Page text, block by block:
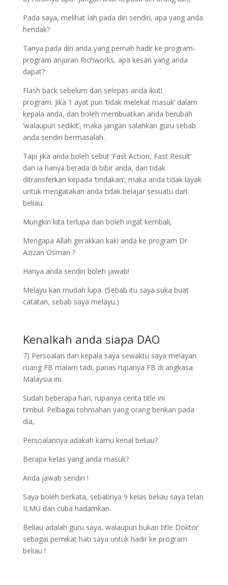
Pada saya, melihat lah pada diri sendiri, apa yang anda
hendak?
Tanya pada diri anda yang pernah hadir ke program-
program anjuran Richworks, apa kesan yang anda
dapat?
Flash back sebelum dan selepas anda ikuti
program. Jika 1 ayat pun ‘tidak melekat masuk’ dalam
kepala anda, dan boleh membuatkan anda berubah
‘walaupun sedikit’, maka jangan salahkan guru sebab
anda sendiri bermasalah.
Tapi jika anda boleh sebut ‘Fast Action, Fast Result’
dan ia hanya berada di bibir anda, dan tidak
ditransferkan kepada ‘tindakan’, maka anda tidak layak
untuk mengatakan anda tidak belajar sesuatu dari
beliau.
Mungkin kita terlupa dan boleh ingat kembali,
Mengapa Allah gerakkan kaki anda ke program Dr
Azizan Osman ?
Hanya anda sendiri boleh jawab!
Melayu kan mudah lupa. (Sebab itu saya suka buat
catatan, sebab saya melayu.)
Kenalkah anda siapa DAO
7) Persoalan dari kepala saya sewaktu saya melayan
ruang FB malam tadi, panas rupanya FB di angkasa
Malaysia ini.
Sudah beberapa hari, rupanya cerita title ini
timbul. Pelbagai tohmahan yang orang berikan pada
dia,
Persoalannya adakah kamu kenal beliau?
Berapa kelas yang anda masuk?
Anda jawab sendiri !
Saya boleh berkata, sebabnya 9 kelas beliau saya telan
ILMU dan cuba hadamkan.
Beliau adalah guru saya, walaupun bukan title Doktor
sebagai pemikat hati saya untuk hadir ke program
beliau !